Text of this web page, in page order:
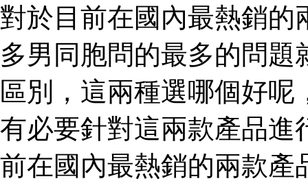
對於目前在國內最熱銷的
多男同胞問的最多的問
區別，這兩種選哪個好呢
有必要針對這兩款產品進
前在國內最熱銷的兩款產